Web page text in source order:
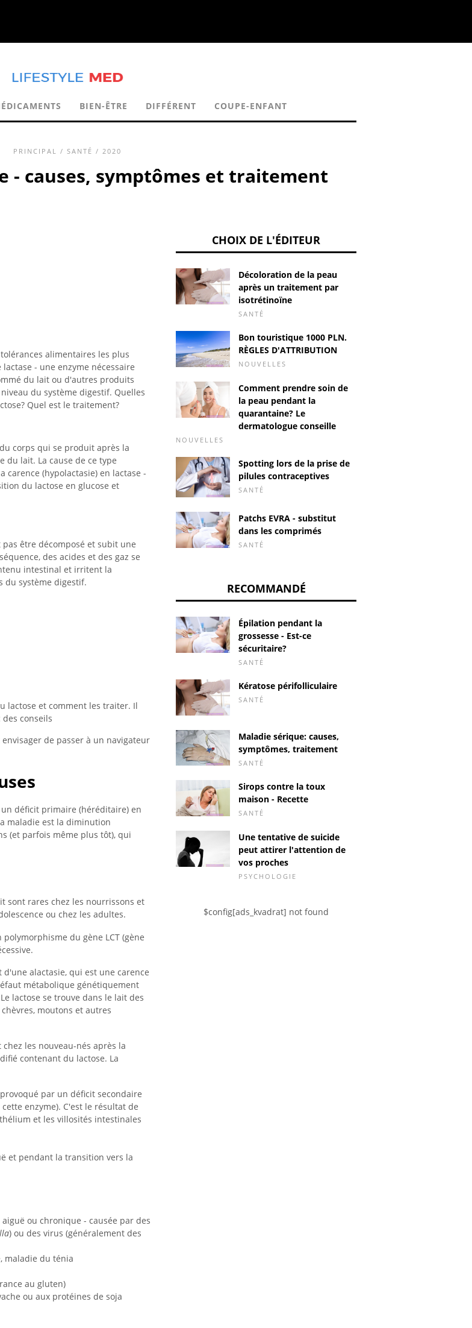
BIEN-ÊTRE DIFFÉRENT COUPE-ENFANT
PRINCIPAL / SANTÉ / 2020
- causes, symptômes et traitement
alimentaires les plus
- une enzyme nécessaire
du lait ou d'autres produits
du système digestif. Quelles
Quel est le traitement?
corps qui se produit après la
du lait. La cause de ce type
(hypolactasie) en lactase -
du lactose en glucose et
être décomposé et subit une
des acides et des gaz se
intestinal et irritent la
du système digestif.
lactose et comment les traiter. Il
des conseils
de passer à un navigateur
déficit primaire (héréditaire) en
maladie est la diminution
(et parfois même plus tôt), qui
sont rares chez les nourrissons et
ou chez les adultes.
du gène LCT (gène
alactasie, qui est une carence
métabolique génétiquement
lactose se trouve dans le lait des
moutons et autres
les nouveau-nés après la
contenant du lactose. La
par un déficit secondaire
enzyme). C'est le résultat de
et les villosités intestinales
et pendant la transition vers la
ou chronique - causée par des
) ou des virus (généralement des
maladie du ténia
au gluten)
ou aux protéines de soja
CHOIX DE L'ÉDITEUR
Décoloration de la peau
après un traitement par
isotrétinoïne
SANTÉ
Bon touristique 1000 PLN.
RÈGLES D'ATTRIBUTION
NOUVELLES
Comment prendre soin de
la peau pendant la
quarantaine? Le
dermatologue conseille
NOUVELLES
Spotting lors de la prise de
pilules contraceptives
SANTÉ
Patchs EVRA - substitut
dans les comprimés
SANTÉ
RECOMMANDÉ
Épilation pendant la
grossesse - Est-ce
sécuritaire?
SANTÉ
Kératose périfolliculaire
SANTÉ
Maladie sérique: causes,
symptômes, traitement
SANTÉ
Sirops contre la toux
maison - Recette
SANTÉ
Une tentative de suicide
peut attirer l'attention de
vos proches
PSYCHOLOGIE
$config[ads_kvadrat] not found